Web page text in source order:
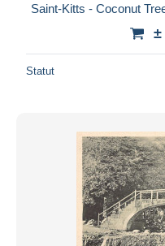
Saint-Kitts - Coconut
±
Statut